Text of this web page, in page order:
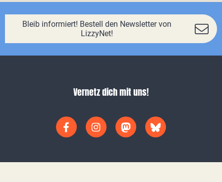
Bleib informiert! Bestell den Newsletter von
LizzyNet!
Vernetz dich mit uns!